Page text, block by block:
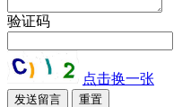
验证码
点击换一张